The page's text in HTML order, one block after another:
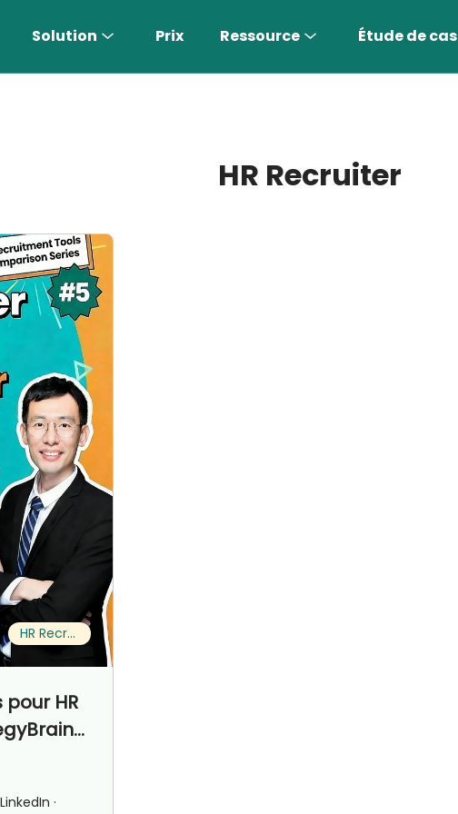
Solution
Apprendre Encore Plus >
Prix Ressource Étude de cas
HR Recruiter
HR Recruiter
HR
les
·